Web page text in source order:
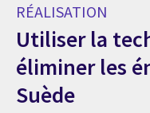
RÉALISATION
Utiliser la
éliminer les
Suède